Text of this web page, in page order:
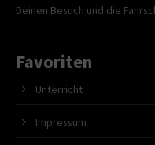
Deinen Besuch und die
Favoriten
Unterricht
Impressum